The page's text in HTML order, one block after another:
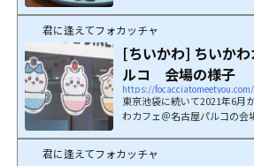
君に逢えてフォカッチャ
[ちいかわ] ちいか
ルコ 会場の様子
https://
東京池袋に続いて2021年6月
わカフェ＠名古屋パルコの会
君に逢えてフォカッチャ